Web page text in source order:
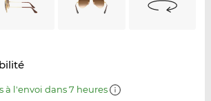
à l'envoi dans 7 heures